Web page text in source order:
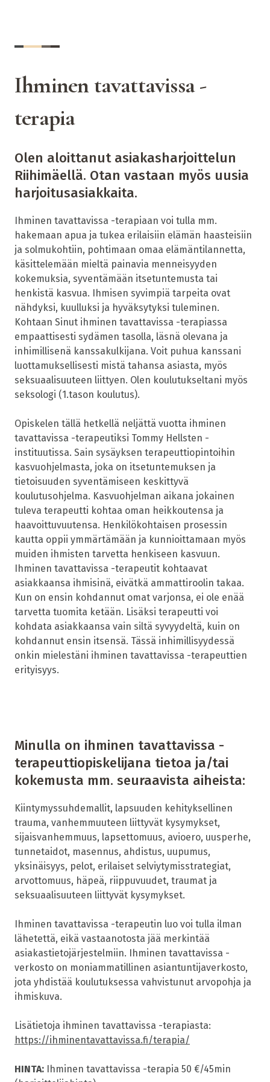
Ihminen tavattavissa -
terapia
Olen aloittanut asiakasharjoittelun
Riihimäellä. Otan vastaan myös uusia
harjoitusasiakkaita.
Ihminen tavattavissa -terapiaan voi tulla mm.
hakemaan apua ja tukea erilaisiin elämän haasteisiin
ja solmukohtiin, pohtimaan omaa elämäntilannetta,
käsittelemään mieltä painavia menneisyyden
kokemuksia, syventämään itsetuntemusta tai
henkistä kasvua. Ihmisen syvimpiä tarpeita ovat
nähdyksi, kuulluksi ja hyväksytyksi tuleminen.
Kohtaan Sinut ihminen tavattavissa -terapiassa
empaattisesti sydämen tasolla, läsnä olevana ja
inhimillisenä kanssakulkijana. Voit puhua kanssani
luottamuksellisesti mistä tahansa asiasta, myös
seksuaalisuuteen liittyen. Olen koulutukseltani myös
seksologi (1.tason koulutus).
Opiskelen tällä hetkellä neljättä vuotta ihminen
tavattavissa -terapeutiksi Tommy Hellsten -
instituutissa. Sain sysäyksen terapeuttiopintoihin
kasvuohjelmasta, joka on itsetuntemuksen ja
tietoisuuden syventämiseen keskittyvä
koulutusohjelma. Kasvuohjelman aikana jokainen
tuleva terapeutti kohtaa oman heikkoutensa ja
haavoittuvuutensa. Henkilökohtaisen prosessin
kautta oppii ymmärtämään ja kunnioittamaan myös
muiden ihmisten tarvetta henkiseen kasvuun.
Ihminen tavattavissa -terapeutit kohtaavat
asiakkaansa ihmisinä, eivätkä ammattiroolin takaa.
Kun on ensin kohdannut omat varjonsa, ei ole enää
tarvetta tuomita ketään. Lisäksi terapeutti voi
kohdata asiakkaansa vain siltä syvyydeltä, kuin on
kohdannut ensin itsensä. Tässä inhimillisyydessä
onkin mielestäni ihminen tavattavissa -terapeuttien
erityisyys.
Minulla on ihminen tavattavissa -
terapeuttiopiskelijana tietoa ja/tai
kokemusta mm. seuraavista aiheista:
Kiintymyssuhdemallit, lapsuuden kehityksellinen
trauma, vanhemmuuteen liittyvät kysymykset,
sijaisvanhemmuus, lapsettomuus, avioero, uusperhe,
tunnetaidot, masennus, ahdistus, uupumus,
yksinäisyys, pelot, erilaiset selviytymisstrategiat,
arvottomuus, häpeä, riippuvuudet, traumat ja
seksuaalisuuteen liittyvät kysymykset.
Ihminen tavattavissa -terapeutin luo voi tulla ilman
lähetettä, eikä vastaanotosta jää merkintää
asiakastietojärjestelmiin. Ihminen tavattavissa -
verkosto on moniammatillinen asiantuntijaverkosto,
jota yhdistää koulutuksessa vahvistunut arvopohja ja
ihmiskuva.
Lisätietoja ihminen tavattavissa -terapiasta:
https://ihminentavattavissa.fi/terapia/
HINTA: Ihminen tavattavissa -terapia 50 €/45min